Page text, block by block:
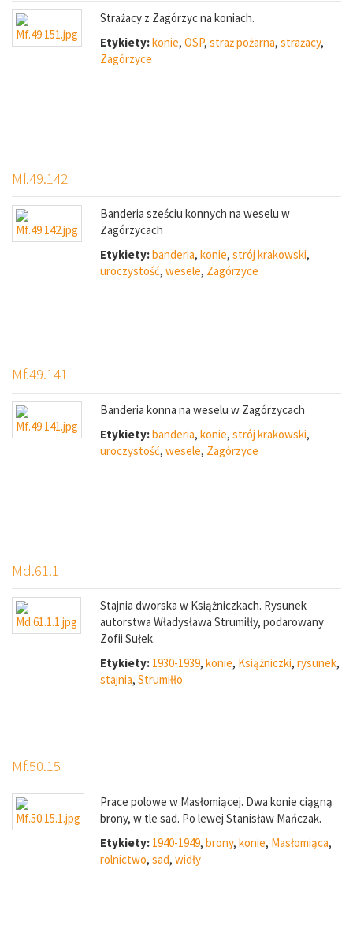
Strażacy z Zagórzyc na koniach.
Etykiety:konie, OSP, straż pożarna, strażacy,
Zagórzyce
Mf.49.142
Banderia sześciu konnych na weselu w
Zagórzycach
Etykiety:banderia, konie, strój krakowski,
uroczystość, wesele, Zagórzyce
Mf.49.141
Banderia konna na weselu w Zagórzycach
Etykiety:banderia, konie, strój krakowski,
uroczystość, wesele, Zagórzyce
Md.61.1
Stajnia dworska w Książniczkach. Rysunek
autorstwa Władysława Strumiłły, podarowany
Zofii Sułek.
Etykiety: 1930-1939, konie, Książniczki, rysunek,
stajnia, Strumiłło
Mf.50.15
Prace polowe w Masłomiącej. Dwa konie ciągną
brony, w tle sad. Po lewej Stanisław Mańczak.
Etykiety: 1940-1949, brony, konie, Masłomiąca,
rolnictwo, sad, widły